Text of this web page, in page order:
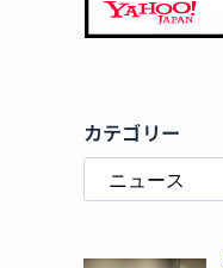
カテゴリー